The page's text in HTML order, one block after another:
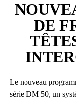
DE
Le nouveau
série DM 50, un